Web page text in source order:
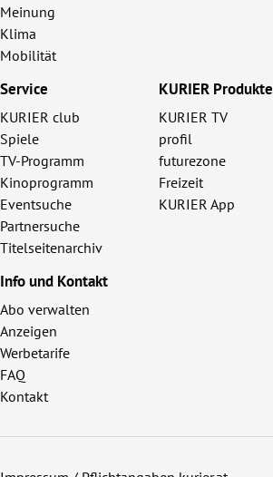
Meinung
Klima
Mobilität
Service
KURIER club
Spiele
TV-Programm
Kinoprogramm
Eventsuche
Partnersuche
Titelseitenarchiv
KURIER Produkte
KURIER TV
profil
futurezone
Freizeit
KURIER App
Info und Kontakt
Abo verwalten
Anzeigen
Werbetarife
FAQ
Kontakt